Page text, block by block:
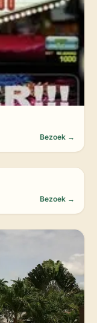
Bezoek →
Bezoek →